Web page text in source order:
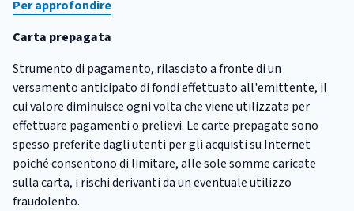
Per approfondire
Carta prepagata
Strumento di pagamento, rilasciato a fronte di un
versamento anticipato di fondi effettuato all'emittente, il
cui valore diminuisce ogni volta che viene utilizzata per
effettuare pagamenti o prelievi. Le carte prepagate sono
spesso preferite dagli utenti per gli acquisti su Internet
poiché consentono di limitare, alle sole somme caricate
sulla carta, i rischi derivanti da un eventuale utilizzo
fraudolento.